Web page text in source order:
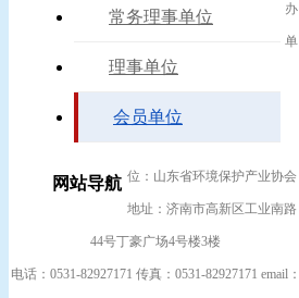
常务理事单位
理事单位
会员单位
网站导航
办
单
位：山东省环境保护产业协会
地址：济南市高新区工业南路
44号丁豪广场4号楼3楼
电话：0531-82927171 传真：0531-82927171 email：